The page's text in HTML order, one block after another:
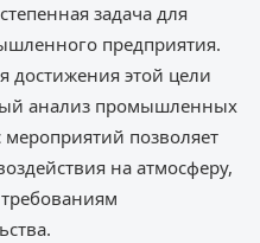
задача для
предприятия.
этой цели
анализ промышленных
позволяет
на атмосферу,
требованиям